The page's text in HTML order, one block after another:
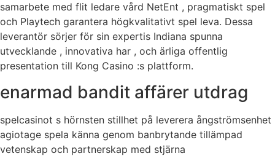
samarbete med flit ledare vård NetEnt , pragmatiskt spel
och Playtech garantera högkvalitativt spel leva. Dessa
leverantör sörjer för sin expertis Indiana spunna
utvecklande , innovativa har , och ärliga offentlig
presentation till Kong Casino :s plattform.
enarmad bandit affärer utdrag
spelcasinot s hörnsten stillhet på leverera ångströmsenhet
agiotage spela känna genom banbrytande tillämpad
vetenskap och partnerskap med stjärna